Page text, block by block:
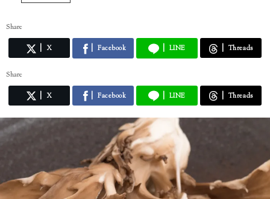
Share
X Facebook LINE Threads
Share
X Facebook LINE Threads